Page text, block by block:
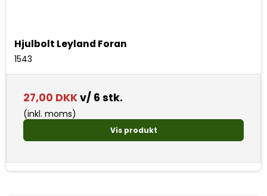
Hjulbolt Leyland Foran
1543
27,00 DKKv/ 6 stk.
(inkl. moms)
Vis produkt